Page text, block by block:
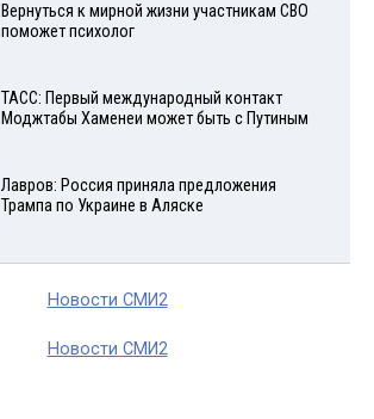
Вернуться к мирной жизни участникам СВО
поможет психолог
ТАСС: Первый международный контакт
Моджтабы Хаменеи может быть с Путиным
Лавров: Россия приняла предложения
Трампа по Украине в Аляске
Новости СМИ2
Новости СМИ2